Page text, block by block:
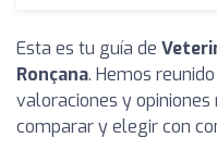
Esta es tu guía de
Ronçana. Hemos
valoraciones y
comparar y elegir con